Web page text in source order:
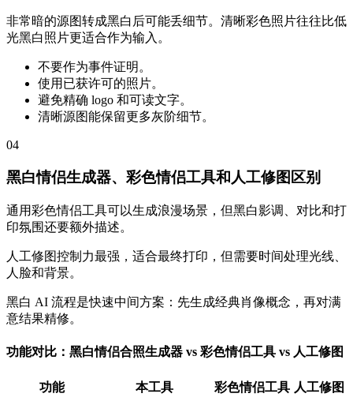
非常暗的源图转成黑白后可能丢细节。清晰彩色照片往往比低
光黑白照片更适合作为输入。
不要作为事件证明。
使用已获许可的照片。
避免精确 logo 和可读文字。
清晰源图能保留更多灰阶细节。
04
黑白情侣生成器、彩色情侣工具和人工修图区别
通用彩色情侣工具可以生成浪漫场景，但黑白影调、对比和打
印氛围还要额外描述。
人工修图控制力最强，适合最终打印，但需要时间处理光线、
人脸和背景。
黑白 AI 流程是快速中间方案：先生成经典肖像概念，再对满
意结果精修。
功能对比：黑白情侣合照生成器 vs 彩色情侣工具 vs 人工修图
功能 本工具 彩色情侣工具 人工修图